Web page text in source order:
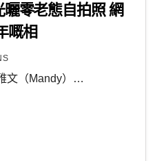
零老態自拍照 網
嘅相
文（Mandy）…